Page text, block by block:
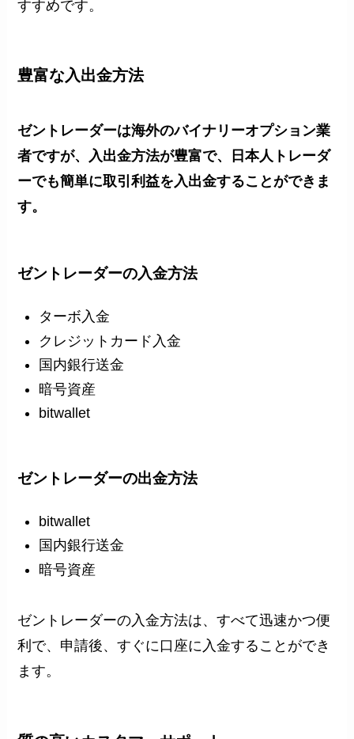
すすめです。
豊富な入出金方法
ゼントレーダーは海外のバイナリーオプション業
者ですが、入出金方法が豊富で、日本人トレーダ
ーでも簡単に取引利益を入出金することができま
す。
ゼントレーダーの入金方法
ターボ入金
クレジットカード入金
国内銀行送金
暗号資産
bitwallet
ゼントレーダーの出金方法
bitwallet
国内銀行送金
暗号資産
ゼントレーダーの入金方法は、すべて迅速かつ便
利で、申請後、すぐに口座に入金することができ
ます。